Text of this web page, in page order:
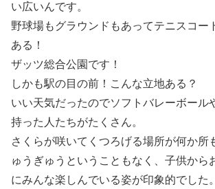
い広いんです。
野球場もグラウンドもあってテニスコー
ある！
ザッツ総合公園です！
しかも駅の目の前！こんな立地ある？
いい天気だったのでソフトバレーボール
持った人たちがたくさん。
さくらが咲いてくつろげる場所が何か所
ゅうぎゅうということもなく、子供から
にみんな楽しんでいる姿が印象的でした。